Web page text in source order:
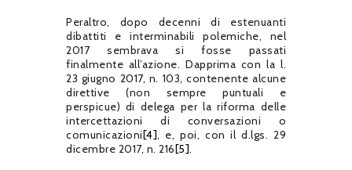
Peraltro, dopo decenni di estenuanti
dibattiti e interminabili polemiche, nel
2017 sembrava si fosse passati
finalmente all’azione. Dapprima con la l.
23 giugno 2017, n. 103, contenente alcune
direttive (non sempre puntuali e
perspicue) di delega per la riforma delle
intercettazioni di conversazioni o
comunicazioni[4], e, poi, con il d.lgs. 29
dicembre 2017, n. 216[5].